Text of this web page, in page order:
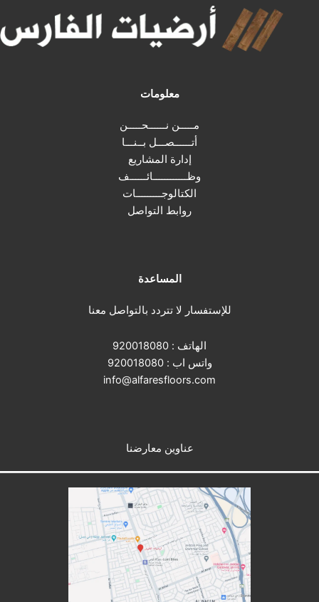
معلومات
مـــــن نــــــحـــــن
أتــــــصـــل بــنـــا
إدارة المشاريع
وظــــــــــــائــــــف
الكتالوجـــــــــات
روابط التواصل
المساعدة
للإستفسار لا تتردد بالتواصل معنا
الهاتف : 920018080
واتس اب :920018080
info@alfaresfloors.com
عناوين معارضنا